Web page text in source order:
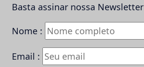
Basta assinar nossa Newsletter
Nome :
Email :